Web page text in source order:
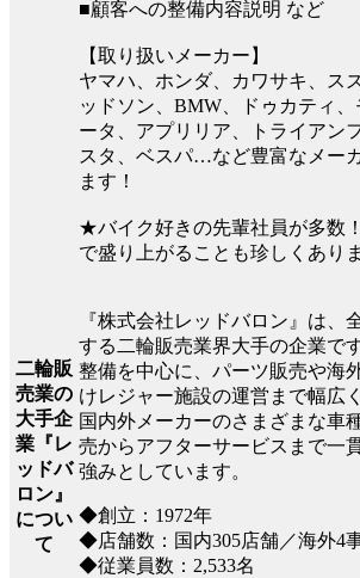
■顧客への整備内容説明 など
【取り扱いメーカー】
ヤマハ、ホンダ、カワサキ、ス
ッドソン、BMW、ドゥカティ
ータ、アプリリア、トライアン
スタ、ベスパ…など豊富なメー
ます！
★バイク好きの先輩社員が多数
で盛り上がることも珍しくあり
二輪販
売業の
大手企
業『レ
ッドバ
ロン』
につい
て
『株式会社レッドバロン』は、
する二輪販売業界大手の企業で
整備を中心に、パーツ販売や海
けレジャー施設の運営まで幅広
国内外メーカーのさまざまな車
売からアフターサービスまで一
強みとしています。
◆創立：1972年
◆店舗数：国内305店舗／海外4
◆従業員数：2,533名